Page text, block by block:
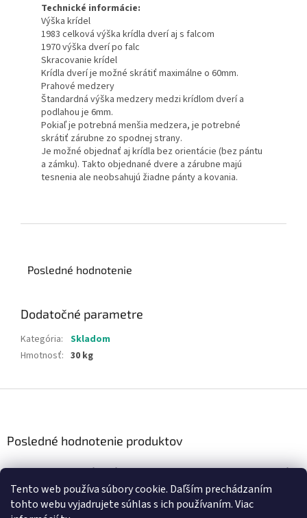
Tento web používa súbory cookie. Daľším prechádzaním
tohto webu vyjadrujete súhlas s ich používaním. Viac
Technické informácie:
Výška krídel
1983 celková výška krídla dverí aj s falcom
1970 výška dverí po falc
Skracovanie krídel
Krídla dverí je možné skrátiť maximálne o 60mm.
Prahové medzery
Štandardná výška medzery medzi krídlom dverí a
podlahou je 6mm.
Pokiaľ je potrebná menšia medzera, je potrebné
skrátiť zárubne zo spodnej strany.
Je možné objednať aj krídla bez orientácie (bez pántu
a zámku). Takto objednané dvere a zárubne majú
tesnenia ale neobsahujú žiadne pánty a kovania.
Posledné hodnotenie
Dodatočné parametre
Kategória: Skladom
Hmotnosť: 30 kg
i
Posledné hodnotenie produktov
Interiérové dvere DRE – Standard 20 Falcové
Hodnotenie produktu je 5 z 5 hviezdičiek.
|